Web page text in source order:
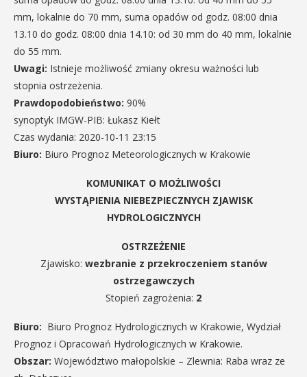
mm, lokalnie do 70 mm, suma opadów od godz. 08:00 dnia
13.10 do godz. 08:00 dnia 14.10: od 30 mm do 40 mm, lokalnie
do 55 mm.
Uwagi: Istnieje możliwość zmiany okresu ważności lub
stopnia ostrzeżenia.
Prawdopodobieństwo: 90%
synoptyk IMGW-PIB: Łukasz Kiełt
Czas wydania: 2020-10-11 23:15
Biuro: Biuro Prognoz Meteorologicznych w Krakowie
KOMUNIKAT O MOŻLIWOŚCI
WYSTĄPIENIA NIEBEZPIECZNYCH ZJAWISK
HYDROLOGICZNYCH
OSTRZEŻENIE
Zjawisko: wezbranie z przekroczeniem stanów
ostrzegawczych
Stopień zagrożenia: 2
Biuro: Biuro Prognoz Hydrologicznych w Krakowie, Wydział
Prognoz i Opracowań Hydrologicznych w Krakowie.
Obszar: Województwo małopolskie – Zlewnia: Raba wraz ze